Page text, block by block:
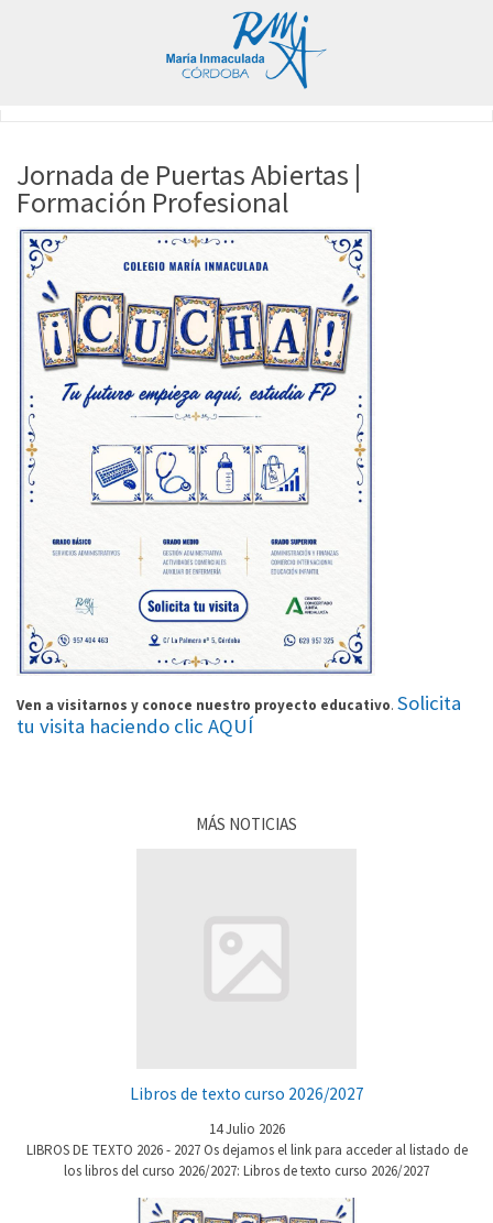
Jornada de Puertas Abiertas |
Formación Profesional
Ven a visitarnos y conoce nuestro proyecto educativo. Solicita
tu visita haciendo clic AQUÍ
MÁS NOTICIAS
Libros de texto curso 2026/2027
14 Julio 2026
LIBROS DE TEXTO 2026 - 2027 Os dejamos el link para acceder al listado de
los libros del curso 2026/2027: Libros de texto curso 2026/2027